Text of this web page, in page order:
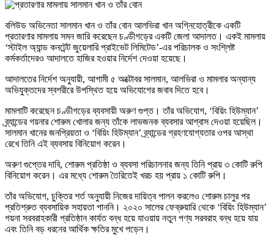
বলিউড অভিনেতা সালমান খান ও তাঁর বোন আলভিরা খান অগ্নিহোত্রীকে একটি
প্রতারণার মামলায় সমন জারি করেছেন চণ্ডীগড়ের একটি জেলা আদালত। একই মামলায়
‘স্টাইল অ্যান্ড কনটেন্ট জুয়েলারি প্রাইভেট লিমিটেড’-এর পরিচালক ও সংশ্লিষ্ট
কর্মকর্তাদেরও আদালতে হাজির হওয়ার নির্দেশ দেওয়া হয়েছে।
আদালতের নির্দেশ অনুযায়ী, আগামী ৫ অক্টোবর সালমান, আলভিরা ও মামলার অন্যান্য
অভিযুক্তদের স্বশরীরে উপস্থিত হয়ে অভিযোগের জবাব দিতে হবে।
মামলাটি করেছেন চণ্ডীগড়ের ব্যবসায়ী অরুণ গুপ্ত। তাঁর অভিযোগ, ‘বিয়িং হিউম্যান’
ব্র্যান্ডের গয়নার শোরুম খোলার জন্য তাঁকে লাভজনক ব্যবসার আশ্বাস দেওয়া হয়েছিল।
সালমান খানের জনপ্রিয়তা ও ‘বিয়িং হিউম্যান’ ব্র্যান্ডের গ্রহণযোগ্যতার ওপর আস্থা
রেখে তিনি এই ব্যবসায় বিনিয়োগ করেন।
অরুণ গুপ্তের দাবি, শোরুম প্রতিষ্ঠা ও ব্যবসা পরিচালনার জন্য তিনি প্রায় ৩ কোটি রুপি
বিনিয়োগ করেন। এর মধ্যে শোরুম তৈরিতেই খরচ হয় প্রায় ১ কোটি রুপি।
তাঁর অভিযোগ, চুক্তির শর্ত অনুযায়ী নিজের দায়িত্ব পালন করলেও শোরুম চালুর পর
প্রতিশ্রুত ব্যবসায়িক সহায়তা পাননি। ২০২০ সালের ফেব্রুয়ারি থেকে ‘বিয়িং হিউম্যান’
গয়না সরবরাহকারী প্রতিষ্ঠান কার্যত বন্ধ হয়ে যাওয়ায় নতুন পণ্য সরবরাহ বন্ধ হয়ে যায়
এবং তিনি বড় ধরনের আর্থিক ক্ষতির মুখে পড়েন।